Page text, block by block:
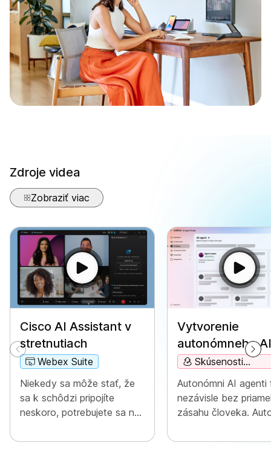
Zdroje videa
Zobraziť viac
Cisco AI Assistant v
stretnutiach
Webex Suite
Niekedy sa môže stať, že
sa k schôdzi pripojíte
neskoro, potrebujete sa na
viac vecí naraz, čo vás
Vytvorenie
autonómneho AI
agenta
Skúsenosti
Autonómni AI agenti
nezávisle bez
zásahu človeka.
databáze znalostí a